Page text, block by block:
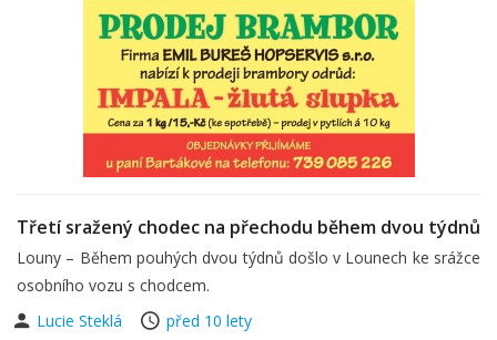
Třetí sražený chodec na přechodu během dvou týdnů
Louny – Během pouhých dvou týdnů došlo v Lounech ke srážce
osobního vozu s chodcem.
Lucie Steklá
před 10 lety